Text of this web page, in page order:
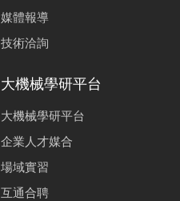
媒體報導
技術洽詢
大機械學研平台
大機械學研平台
企業人才媒合
場域實習
互通合聘